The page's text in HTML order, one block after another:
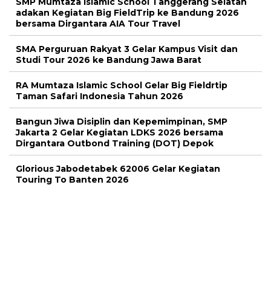
adakan Kegiatan Big FieldTrip ke Bandung 2026
bersama Dirgantara AIA Tour Travel
SMA Perguruan Rakyat 3 Gelar Kampus Visit dan
Studi Tour 2026 ke Bandung Jawa Barat
RA Mumtaza Islamic School Gelar Big Fieldrtip
Taman Safari Indonesia Tahun 2026
Bangun Jiwa Disiplin dan Kepemimpinan, SMP
Jakarta 2 Gelar Kegiatan LDKS 2026 bersama
Dirgantara Outbond Training (DOT) Depok
Glorious Jabodetabek 62006 Gelar Kegiatan
Touring To Banten 2026